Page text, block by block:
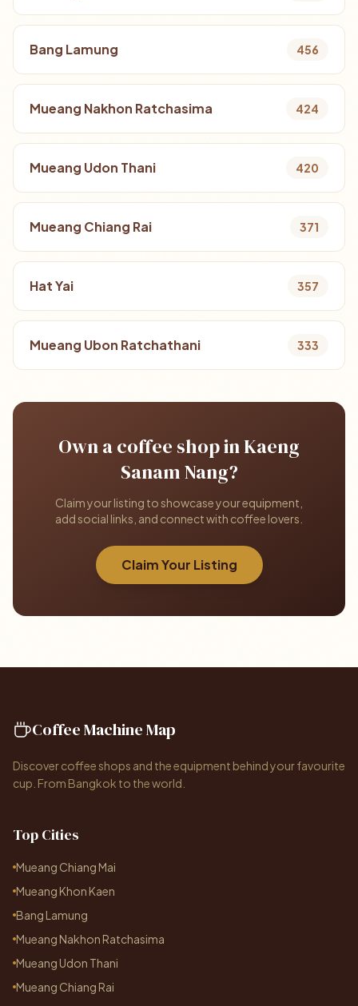
Bang Lamung 456
Mueang Nakhon Ratchasima 424
Mueang Udon Thani 420
Mueang Chiang Rai 371
Hat Yai 357
Mueang Ubon Ratchathani 333
Own a coffee shop in Kaeng
Sanam Nang?
Claim your listing to showcase your equipment,
add social links, and connect with coffee lovers.
Claim Your Listing
Coffee Machine Map
Discover coffee shops and the equipment behind your favourite
cup. From Bangkok to the world.
Top Cities
Mueang Chiang Mai
Mueang Khon Kaen
Bang Lamung
Mueang Nakhon Ratchasima
Mueang Udon Thani
Mueang Chiang Rai